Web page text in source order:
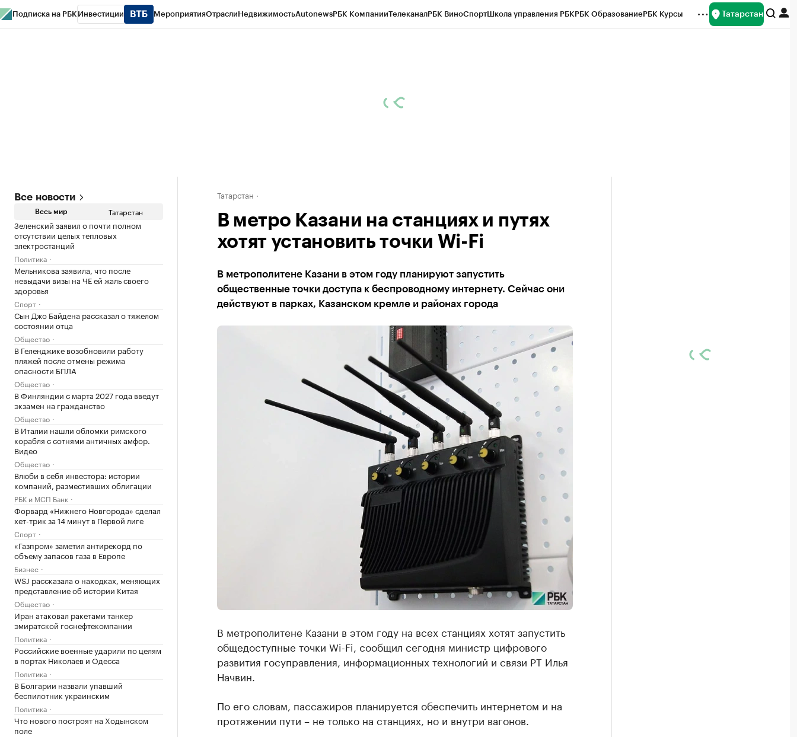
Подписка на РБК Инвестиции МероприятияОтраслиНедвижимостьAutonewsРБК КомпанииТелеканалРБК ВиноСпортШкола управления РБКРБК ОбразованиеРБК Курсы Татарстан
Все новости
Весь мир Татарстан
Зеленский заявил о почти полном
отсутствии целых тепловых
электростанций
Политика
Мельникова заявила, что после
невыдачи визы на ЧЕ ей жаль своего
здоровья
Спорт
Сын Джо Байдена рассказал о тяжелом
состоянии отца
Общество
В Геленджике возобновили работу
пляжей после отмены режима
опасности БПЛА
Общество
В Финляндии с марта 2027 года введут
экзамен на гражданство
Общество
В Италии нашли обломки римского
корабля с сотнями античных амфор.
Видео
Общество
Влюби в себя инвестора: истории
компаний, разместивших облигации
РБК и МСП Банк
Форвард «Нижнего Новгорода» сделал
хет-трик за 14 минут в Первой лиге
Спорт
«Газпром» заметил антирекорд по
объему запасов газа в Европе
Бизнес
WSJ рассказала о находках, меняющих
представление об истории Китая
Общество
Иран атаковал ракетами танкер
эмиратской госнефтекомпании
Политика
Российские военные ударили по целям
в портах Николаев и Одесса
Политика
В Болгарии назвали упавший
беспилотник украинским
Политика
Что нового построят на Ходынском
поле
Татарстан
В метро Казани на станциях и путях
хотят установить точки Wi-Fi
В метрополитене Казани в этом году планируют запустить
общественные точки доступа к беспроводному интернету. Сейчас они
действуют в парках, Казанском кремле и районах города
В метрополитене Казани в этом году на всех станциях хотят запустить
общедоступные точки Wi-Fi, сообщил сегодня министр цифрового
развития госуправления, информационных технологий и связи РТ Илья
Начвин.
По его словам, пассажиров планируется обеспечить интернетом и на
протяжении пути – не только на станциях, но и внутри вагонов.